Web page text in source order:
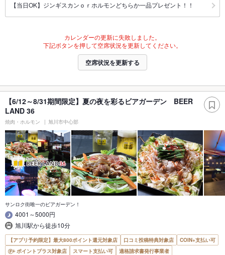
【当日OK】ジンギスカンｏｒホルモンどちらか一品プレゼント！！
カレンダーの更新に失敗しました。
下記ボタンを押して空席状況を更新してください。
空席状況を更新する
【6/12～8/31期間限定】夏の夜を彩るビアガーデン BEER
LAND 36
焼肉・ホルモン 旭川市中心部
サンロク街唯一のビアガーデン！
4001～5000円
旭川駅から徒歩10分
【アプリ予約限定】最大800ポイント還元対象店 口コミ投稿特典対象店
COIN+支払い可
ポイントプラス対象店
スマート支払い可 適格請求書発行事業者